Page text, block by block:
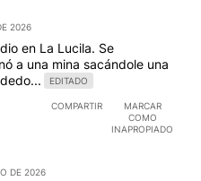
2026
en La Lucila. Se
a una mina sacándole una
EDITADO
COMPARTIR
MARCAR
COMO
INAPROPIADO
DE 2026